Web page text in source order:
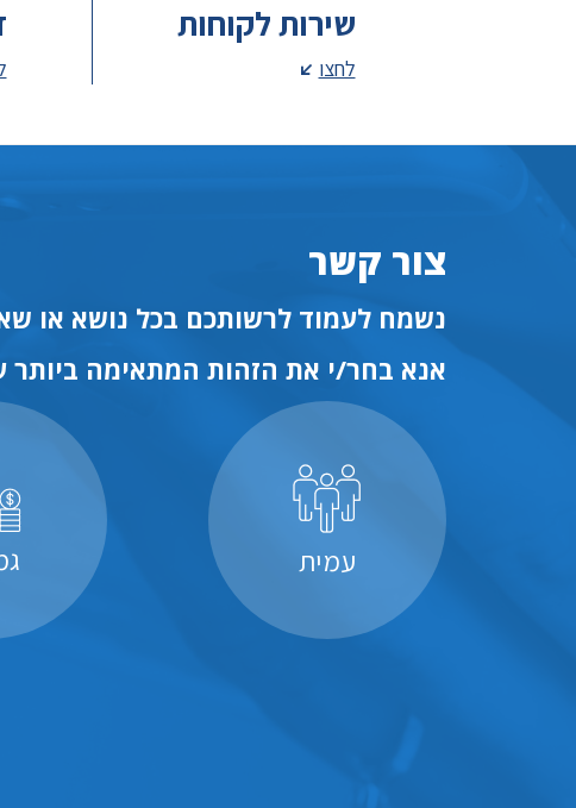
שירות לקוחות
לחצו
צור קשר
נשמח לעמוד לרשותכם בכל נושא או
אנא בחר/י את הזהות המתאימה ביותר
עמית